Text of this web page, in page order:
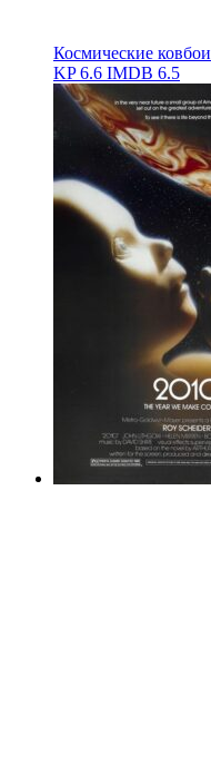
Космические ковбои
KP6.6 IMDB 6.5